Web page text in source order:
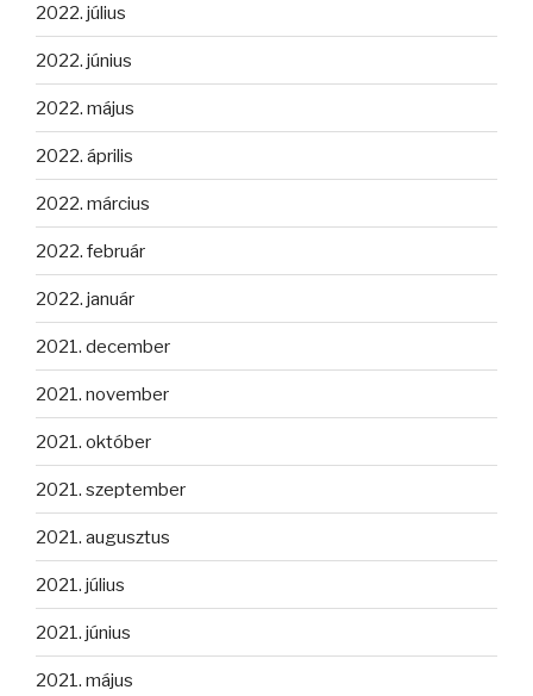
2022. július
2022. június
2022. május
2022. április
2022. március
2022. február
2022. január
2021. december
2021. november
2021. október
2021. szeptember
2021. augusztus
2021. július
2021. június
2021. május